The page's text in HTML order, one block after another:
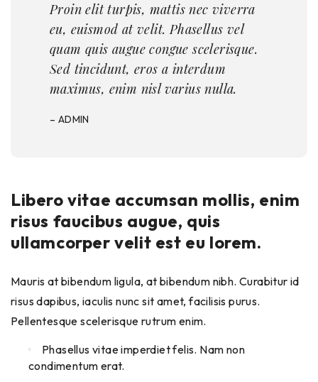
Proin elit turpis, mattis nec viverra
eu, euismod at velit. Phasellus vel
quam quis augue congue scelerisque.
Sed tincidunt, eros a interdum
maximus, enim nisl varius nulla.
– ADMIN
Libero vitae accumsan mollis, enim
risus faucibus augue, quis
ullamcorper velit est eu lorem.
Mauris at bibendum ligula, at bibendum nibh. Curabitur id
risus dapibus, iaculis nunc sit amet, facilisis purus.
Pellentesque scelerisque rutrum enim.
Phasellus vitae imperdiet felis. Nam non
condimentum erat.